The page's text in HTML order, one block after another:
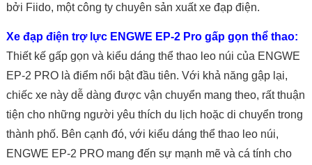
bởi Fiido, một công ty chuyên sản xuất xe đạp điện.
Xe đạp điện trợ lực ENGWE EP-2 Pro gấp gọn thể thao:
Thiết kế gấp gọn và kiểu dáng thể thao leo núi của ENGWE
EP-2 PRO là điểm nổi bật đầu tiên. Với khả năng gập lại,
chiếc xe này dễ dàng được vận chuyển mang theo, rất thuận
tiện cho những người yêu thích du lịch hoặc di chuyển trong
thành phố. Bên cạnh đó, với kiểu dáng thể thao leo núi,
ENGWE EP-2 PRO mang đến sự mạnh mẽ và cá tính cho